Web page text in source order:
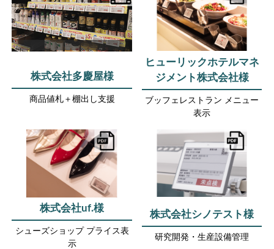
株式会社多慶屋様
商品値札＋棚出し支援
ヒューリックホテルマネ
ジメント株式会社様
ブッフェレストラン メニュー
表示
株式会社uf.様
シューズショップ プライス表
示
株式会社シノテスト様
研究開発・生産設備管理